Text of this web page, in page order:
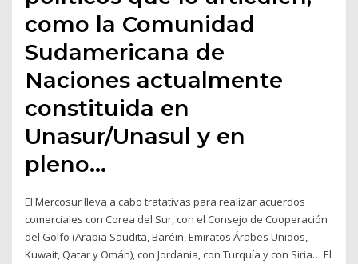
como la Comunidad
Sudamericana de
Naciones actualmente
constituida en
Unasur/Unasul y en
pleno…
El Mercosur lleva a cabo tratativas para realizar acuerdos
comerciales con Corea del Sur, con el Consejo de Cooperación
del Golfo (Arabia Saudita, Baréin, Emiratos Árabes Unidos,
Kuwait, Qatar y Omán), con Jordania, con Turquía y con Siria… El